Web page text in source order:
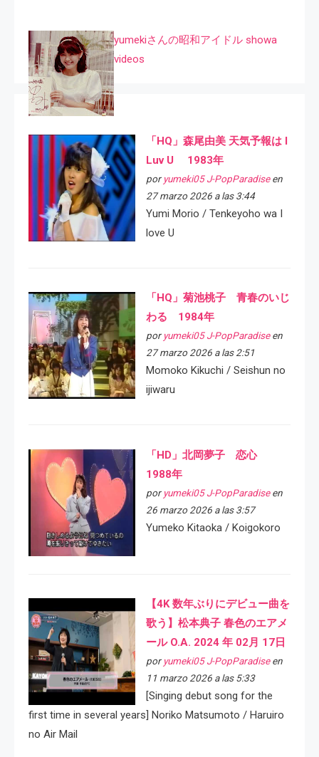
yumekiさんの昭和アイドル showa
videos
「HQ」森尾由美 天気予報は I
Luv U 1983年
por yumeki05 J-PopParadiseen
27 marzo 2026 a las 3:44
Yumi Morio / Tenkeyoho wa I
love U
「HQ」菊池桃子 青春のいじ
わる 1984年
por yumeki05 J-PopParadiseen
27 marzo 2026 a las 2:51
Momoko Kikuchi / Seishun no
ijiwaru
「HD」北岡夢子 恋心
1988年
por yumeki05 J-PopParadiseen
26 marzo 2026 a las 3:57
Yumeko Kitaoka / Koigokoro
【4K 数年ぶりにデビュー曲を
歌う】松本典子 春色のエアメ
ール O.A. 2024 年 02月 17日
por yumeki05 J-PopParadiseen
11 marzo 2026 a las 5:33
[Singing debut song for the
first time in several years] Noriko Matsumoto / Haruiro
no Air Mail